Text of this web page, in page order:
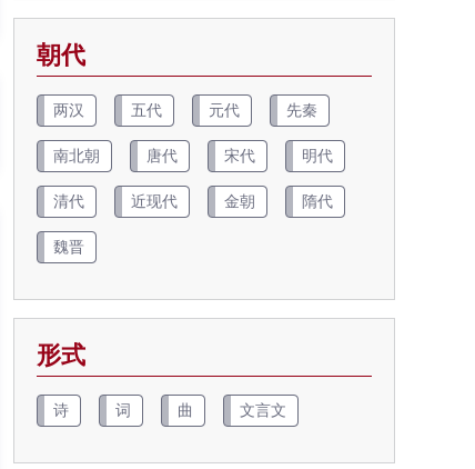
朝代
两汉 五代 元代 先秦
南北朝 唐代 宋代 明代
清代 近现代 金朝 隋代
魏晋
形式
诗 词 曲 文言文